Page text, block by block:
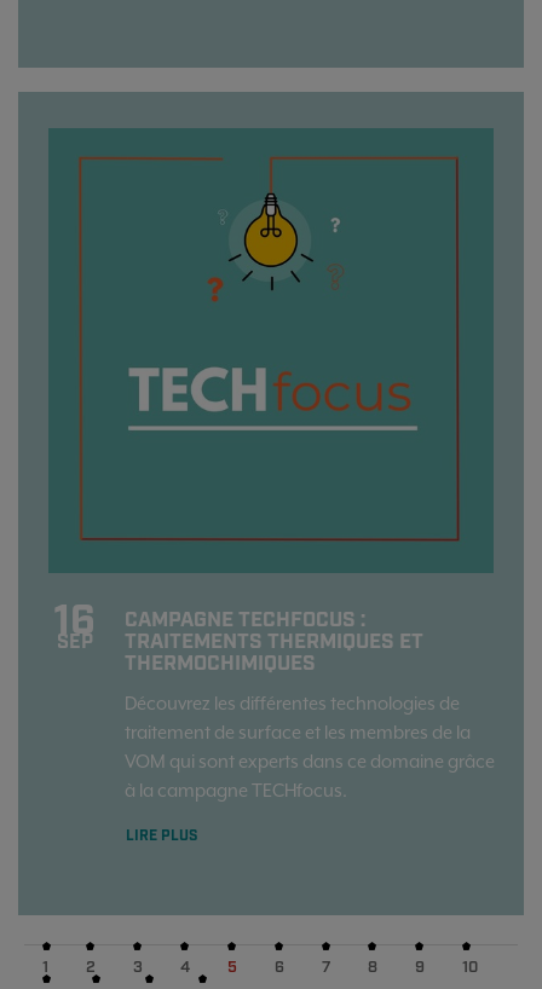
16
SEP
CAMPAGNE TECHFOCUS :
TRAITEMENTS THERMIQUES ET
THERMOCHIMIQUES
Découvrez les différentes technologies de
traitement de surface et les membres de la
VOM qui sont experts dans ce domaine grâce
à la campagne TECHfocus.
LIRE PLUS
1 2 3 4 5 6 7 8 9
10